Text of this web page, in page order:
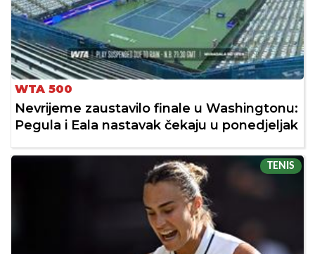
WTA 500
Nevrijeme zaustavilo finale u Washingtonu:
Pegula i Eala nastavak čekaju u ponedjeljak
TENIS